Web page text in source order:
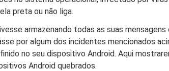
preta ou não liga.
armazenando todas as suas
por algum dos incidentes mencionados
no seu dispositivo Android. Aqui
Android quebrados.